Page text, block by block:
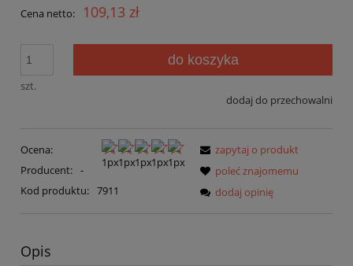
Cena netto: 109,13 zł
szt.
do koszyka
dodaj do przechowalni
Ocena:
Producent: -
Kod produktu: 7911
zapytaj o produkt
poleć znajomemu
dodaj opinię
Opis